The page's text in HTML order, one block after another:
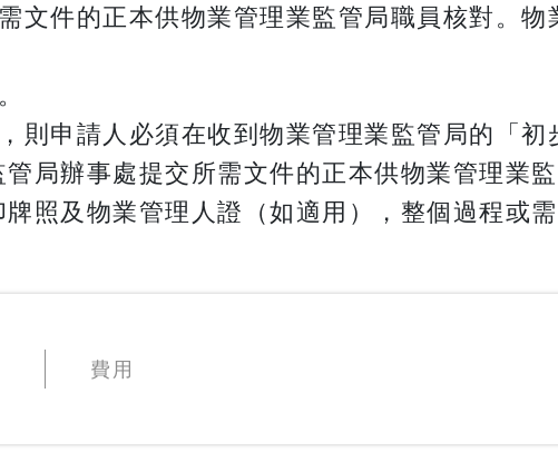
文件的正本供物業管理業監管局職員核對。物
則申請人必須在收到物業管理業監管局的「初
管局辦事處提交所需文件的正本供物業管理業
照及物業管理人證（如適用），整個過程或需
費用